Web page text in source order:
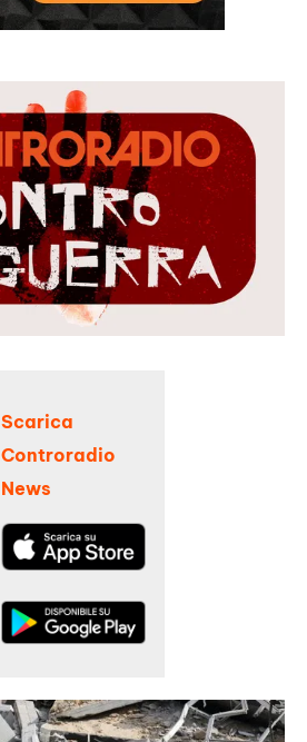
Scarica
Controradio
News